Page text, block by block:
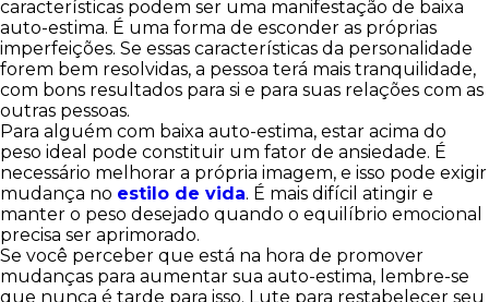
características podem ser uma manifestação de baixa
auto-estima. É uma forma de esconder as próprias
imperfeições. Se essas características da personalidade
forem bem resolvidas, a pessoa terá mais tranquilidade,
com bons resultados para si e para suas relações com as
outras pessoas.
Para alguém com baixa auto-estima, estar acima do
peso ideal pode constituir um fator de ansiedade. É
necessário melhorar a própria imagem, e isso pode exigir
mudança no estilo de vida. É mais difícil atingir e
manter o peso desejado quando o equilíbrio emocional
precisa ser aprimorado.
Se você perceber que está na hora de promover
mudanças para aumentar sua auto-estima, lembre-se
que nunca é tarde para isso. Lute para restabelecer seu